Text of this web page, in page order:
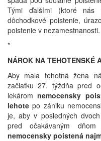
Tými ďalšími (ktoré nás
dôchodkové poistenie,
poistenie v nezamestnanosti.
*
NÁROK NA TEHOTENSKÉ
Aby mala tehotná žena
začiatku 27. týždňa pred
lekáromnemocensky
lehote po zániku
je, aby v posledných
pred očakávaným
nemocensky poistená